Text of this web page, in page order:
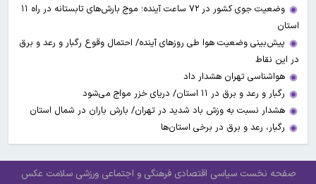
وضعیت جوی کشور در ۷۲ ساعت آینده؛ موج بارش‌های تابستانه در راه ۱۱
استان
پیش‌بینی وضعیت هوا طی روزهای آینده/ احتمال وقوع رگبار و رعد و برق
در این نقاط
هواشناسی تهران هشدار داد
رگبار و رعد و برق در ۱۱ استان‌/ دریای خزر مواج می‌شود
هشدار نسبت به وزش باد شدید در تهران/ بارش باران در شمال استان
رگبار، رعد و برق در برخی استان‌ها
صفحه نخست سیاسی اقتصادی فرهنگی و اجتماعی ورزشی سلامت عکس